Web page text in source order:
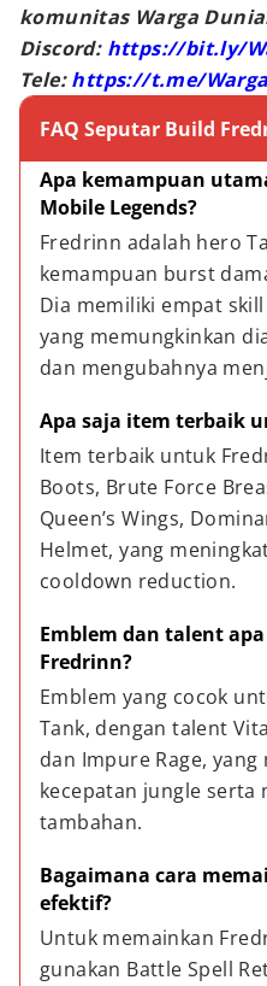
komunitas Warga
Discord: https://bit.ly/
Tele:https://t.me/
FAQ Seputar Build
Apa kemampuan
Mobile Legends?
Fredrinn adalah hero
kemampuan burst
Dia memiliki empat
yang memungkinkan
dan mengubahnya
Apa saja item terbaik
Item terbaik untuk
Boots, Brute Force
Queen’s Wings,
Helmet, yang
cooldown reduction.
Emblem dan talent
Fredrinn?
Emblem yang cocok
Tank, dengan talent
dan Impure Rage,
kecepatan jungle serta
tambahan.
Bagaimana cara
efektif?
Untuk memainkan
gunakan Battle Spell